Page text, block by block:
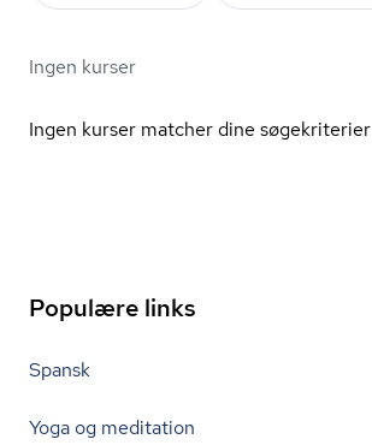
Ingen kurser
Ingen kurser matcher dine søgekriterier
Populære links
Spansk
Yoga og meditation